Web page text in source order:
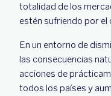
totalidad de los
estén sufriendo por el
En un entorno de
las consecuencias
acciones de
todos los países y